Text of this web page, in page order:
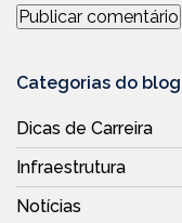
Categorias do blog
Dicas de Carreira
Infraestrutura
Notícias